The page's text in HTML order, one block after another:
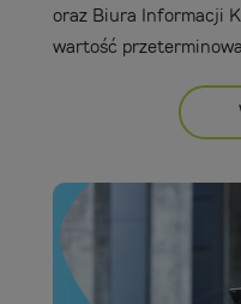
oraz Biura Informacji
wartość